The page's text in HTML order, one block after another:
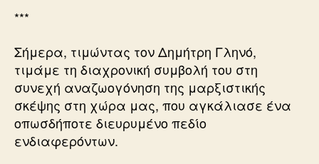
***
Σήμερα, τιμώντας τον Δημήτρη Γληνό,
τιμάμε τη διαχρονική συμβολή του στη
συνεχή αναζωογόνηση της μαρξιστικής
σκέψης στη χώρα μας, που αγκάλιασε ένα
οπωσδήποτε διευρυμένο πεδίο
ενδιαφερόντων.